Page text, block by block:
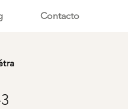
Contacto